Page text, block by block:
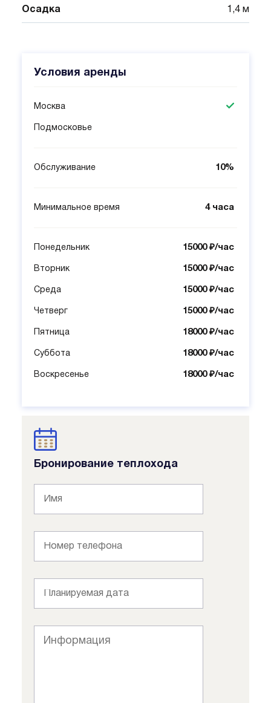
Осадка 1,4 м
Условия аренды
Москва
Подмосковье
Обслуживание 10%
Минимальное время 4 часа
Понедельник 15000 ₽/час
Вторник 15000 ₽/час
Среда 15000 ₽/час
Четверг 15000 ₽/час
Пятница 18000 ₽/час
Суббота 18000 ₽/час
Воскресенье 18000 ₽/час
Бронирование теплохода